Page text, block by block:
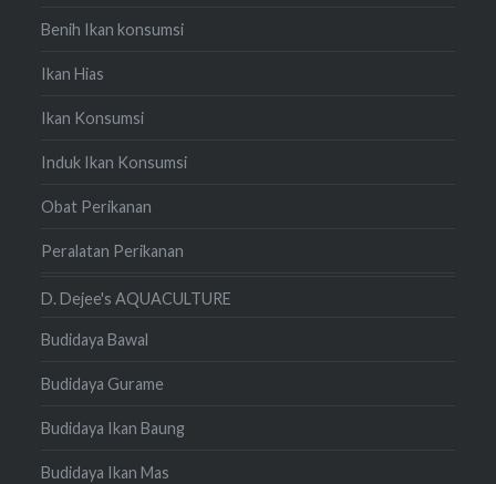
Benih Ikan konsumsi
Ikan Hias
Ikan Konsumsi
Induk Ikan Konsumsi
Obat Perikanan
Peralatan Perikanan
D. Dejee's AQUACULTURE
Budidaya Bawal
Budidaya Gurame
Budidaya Ikan Baung
Budidaya Ikan Mas